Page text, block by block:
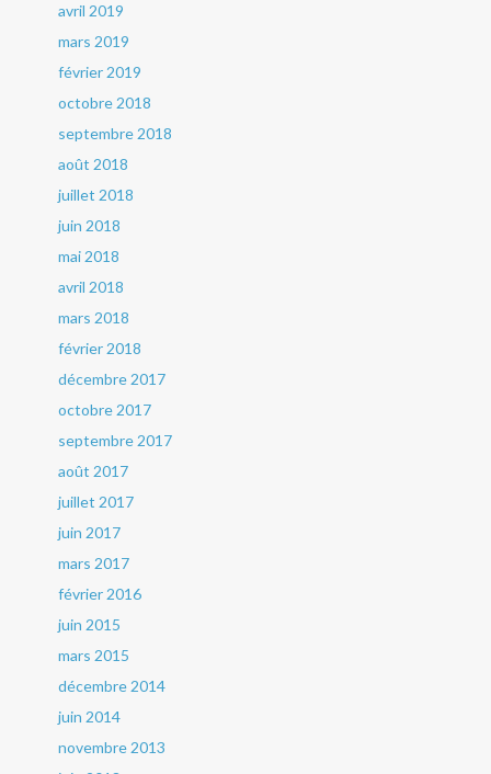
avril 2019
mars 2019
février 2019
octobre 2018
septembre 2018
août 2018
juillet 2018
juin 2018
mai 2018
avril 2018
mars 2018
février 2018
décembre 2017
octobre 2017
septembre 2017
août 2017
juillet 2017
juin 2017
mars 2017
février 2016
juin 2015
mars 2015
décembre 2014
juin 2014
novembre 2013